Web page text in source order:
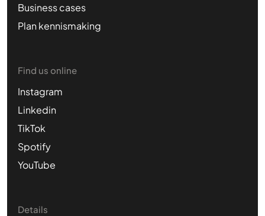
Business cases
Plan kennismaking
Find us online
Instagram
Linkedin
TikTok
Spotify
YouTube
Details